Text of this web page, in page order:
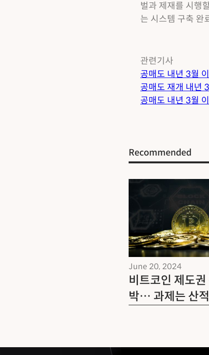
벌과 제재를 시행
는 시스템 구축 완
관련기사
공매도 내년 3월
공매도 재개 내년
공매도 내년 3월
Recommended
June 20, 2024
비트코인 제도권
박… 과제는 산적